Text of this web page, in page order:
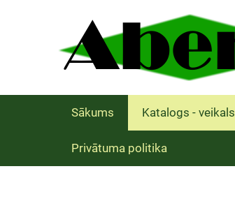
Sākums Katalogs - veikals
Privātuma politika